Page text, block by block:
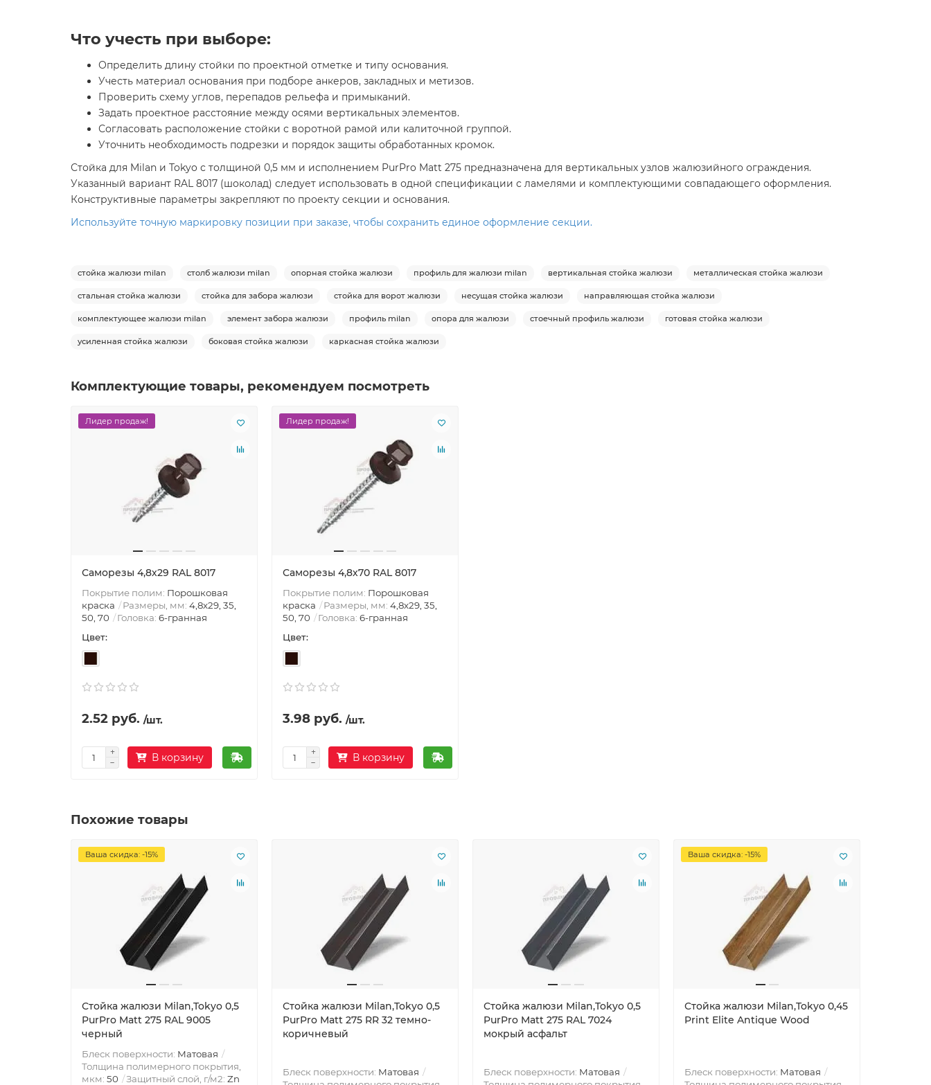
Что учесть при выборе:
Определить длину стойки по проектной отметке и типу основания.
Учесть материал основания при подборе анкеров, закладных и метизов.
Проверить схему углов, перепадов рельефа и примыканий.
Задать проектное расстояние между осями вертикальных элементов.
Согласовать расположение стойки с воротной рамой или калиточной группой.
Уточнить необходимость подрезки и порядок защиты обработанных кромок.
Стойка для Milan и Tokyo с толщиной 0,5 мм и исполнением PurPro Matt 275 предназначена для вертикальных узлов жалюзийного ограждения.
Указанный вариант RAL 8017 (шоколад) следует использовать в одной спецификации с ламелями и комплектующими совпадающего оформления.
Конструктивные параметры закрепляют по проекту секции и основания.
Используйте точную маркировку позиции при заказе, чтобы сохранить единое оформление секции.
стойка жалюзи milan столб жалюзи milan опорная стойка жалюзи профиль для жалюзи milan вертикальная стойка жалюзи металлическая стойка жалюзи
стальная стойка жалюзи стойка для забора жалюзи стойка для ворот жалюзи несущая стойка жалюзи направляющая стойка жалюзи
комплектующее жалюзи milan элемент забора жалюзи профиль milan опора для жалюзи стоечный профиль жалюзи готовая стойка жалюзи
усиленная стойка жалюзи боковая стойка жалюзи каркасная стойка жалюзи
Комплектующие товары, рекомендуем посмотреть
Лидер продаж!
Саморезы 4,8х29 RAL 8017
Покрытие полим: Порошковая
краска
Размеры, мм: 4,8х29, 35,
50, 70
Головка: 6-гранная
Цвет:
2.52 руб. /шт.
В корзину
Лидер продаж!
Саморезы 4,8х70 RAL 8017
Покрытие полим: Порошковая
краска
Размеры, мм: 4,8х29, 35,
50, 70
Головка: 6-гранная
Цвет:
3.98 руб. /шт.
В корзину
Похожие товары
Ваша скидка: -15%
Стойка жалюзи Milan,Tokyo 0,5
PurPro Matt 275 RAL 9005
черный
Блеск поверхности: Матовая
Толщина полимерного покрытия,
мкм: 50 Защитный слой, г/м2: Zn
Стойка жалюзи Milan,Tokyo 0,5
PurPro Matt 275 RR 32 темно-
коричневый
Блеск поверхности: Матовая
Стойка жалюзи Milan,Tokyo 0,5
PurPro Matt 275 RAL 7024
мокрый асфальт
Блеск поверхности: Матовая
Ваша скидка: -15%
Стойка жалюзи Milan,Tokyo 0,45
Print Elite Antique Wood
Блеск поверхности: Матовая